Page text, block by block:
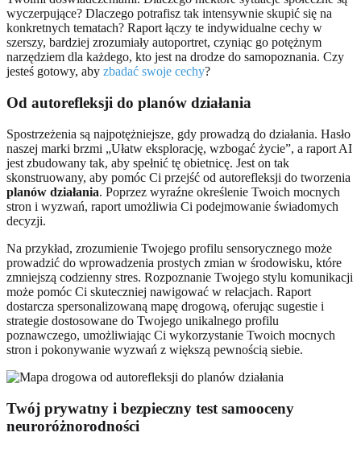
wyczerpujące? Dlaczego potrafisz tak intensywnie skupić się na
konkretnych tematach? Raport łączy te indywidualne cechy w
szerszy, bardziej zrozumiały autoportret, czyniąc go potężnym
narzędziem dla każdego, kto jest na drodze do samopoznania. Czy
jesteś gotowy, aby zbadać swoje cechy?
Od autorefleksji do planów działania
Spostrzeżenia są najpotężniejsze, gdy prowadzą do działania. Hasło
naszej marki brzmi „Ułatw eksplorację, wzbogać życie”, a raport AI
jest zbudowany tak, aby spełnić tę obietnicę. Jest on tak
skonstruowany, aby pomóc Ci przejść od autorefleksji do tworzenia
planów działania. Poprzez wyraźne określenie Twoich mocnych
stron i wyzwań, raport umożliwia Ci podejmowanie świadomych
decyzji.
Na przykład, zrozumienie Twojego profilu sensorycznego może
prowadzić do wprowadzenia prostych zmian w środowisku, które
zmniejszą codzienny stres. Rozpoznanie Twojego stylu komunikacji
może pomóc Ci skuteczniej nawigować w relacjach. Raport
dostarcza spersonalizowaną mapę drogową, oferując sugestie i
strategie dostosowane do Twojego unikalnego profilu
poznawczego, umożliwiając Ci wykorzystanie Twoich mocnych
stron i pokonywanie wyzwań z większą pewnością siebie.
Twój prywatny i bezpieczny test samooceny
neuroróżnorodności